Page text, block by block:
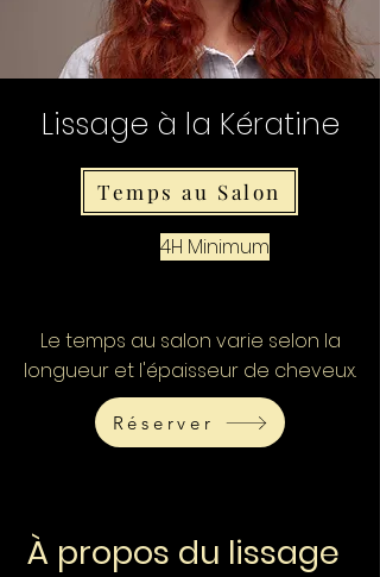
Lissage à la Kératine
Temps au Salon
4H Minimum
Le temps au salon varie selon la
longueur et l'épaisseur de cheveux.
Réserver
À propos du lissage